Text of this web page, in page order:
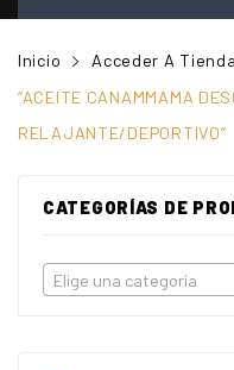
MI CUENTA
VER CARRITO
CONTACTO
Inicio Acceder A Tienda
“ACEITE CANAMMAMA
RELAJANTE/DEPORTIVO”
CATEGORÍAS DE
Elige una categoría